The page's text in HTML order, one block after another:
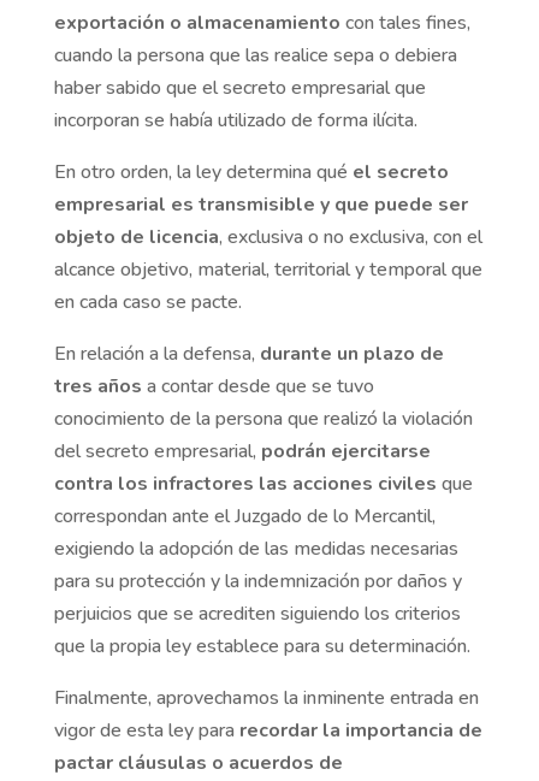
exportación o almacenamiento con tales fines,
cuando la persona que las realice sepa o debiera
haber sabido que el secreto empresarial que
incorporan se había utilizado de forma ilícita.
En otro orden, la ley determina qué el secreto
empresarial es transmisible y que puede ser
objeto de licencia, exclusiva o no exclusiva, con el
alcance objetivo, material, territorial y temporal que
en cada caso se pacte.
En relación a la defensa, durante un plazo de
tres años a contar desde que se tuvo
conocimiento de la persona que realizó la violación
del secreto empresarial, podrán ejercitarse
contra los infractores las acciones civiles que
correspondan ante el Juzgado de lo Mercantil,
exigiendo la adopción de las medidas necesarias
para su protección y la indemnización por daños y
perjuicios que se acrediten siguiendo los criterios
que la propia ley establece para su determinación.
Finalmente, aprovechamos la inminente entrada en
vigor de esta ley para recordar la importancia de
pactar cláusulas o acuerdos de